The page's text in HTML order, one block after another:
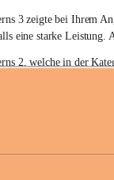
3 zeigte bei Ihrem
eine starke Leistung.
2, welche in der